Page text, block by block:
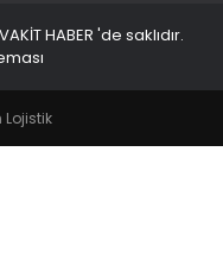
HABER 'de saklıdır.
Lojistik